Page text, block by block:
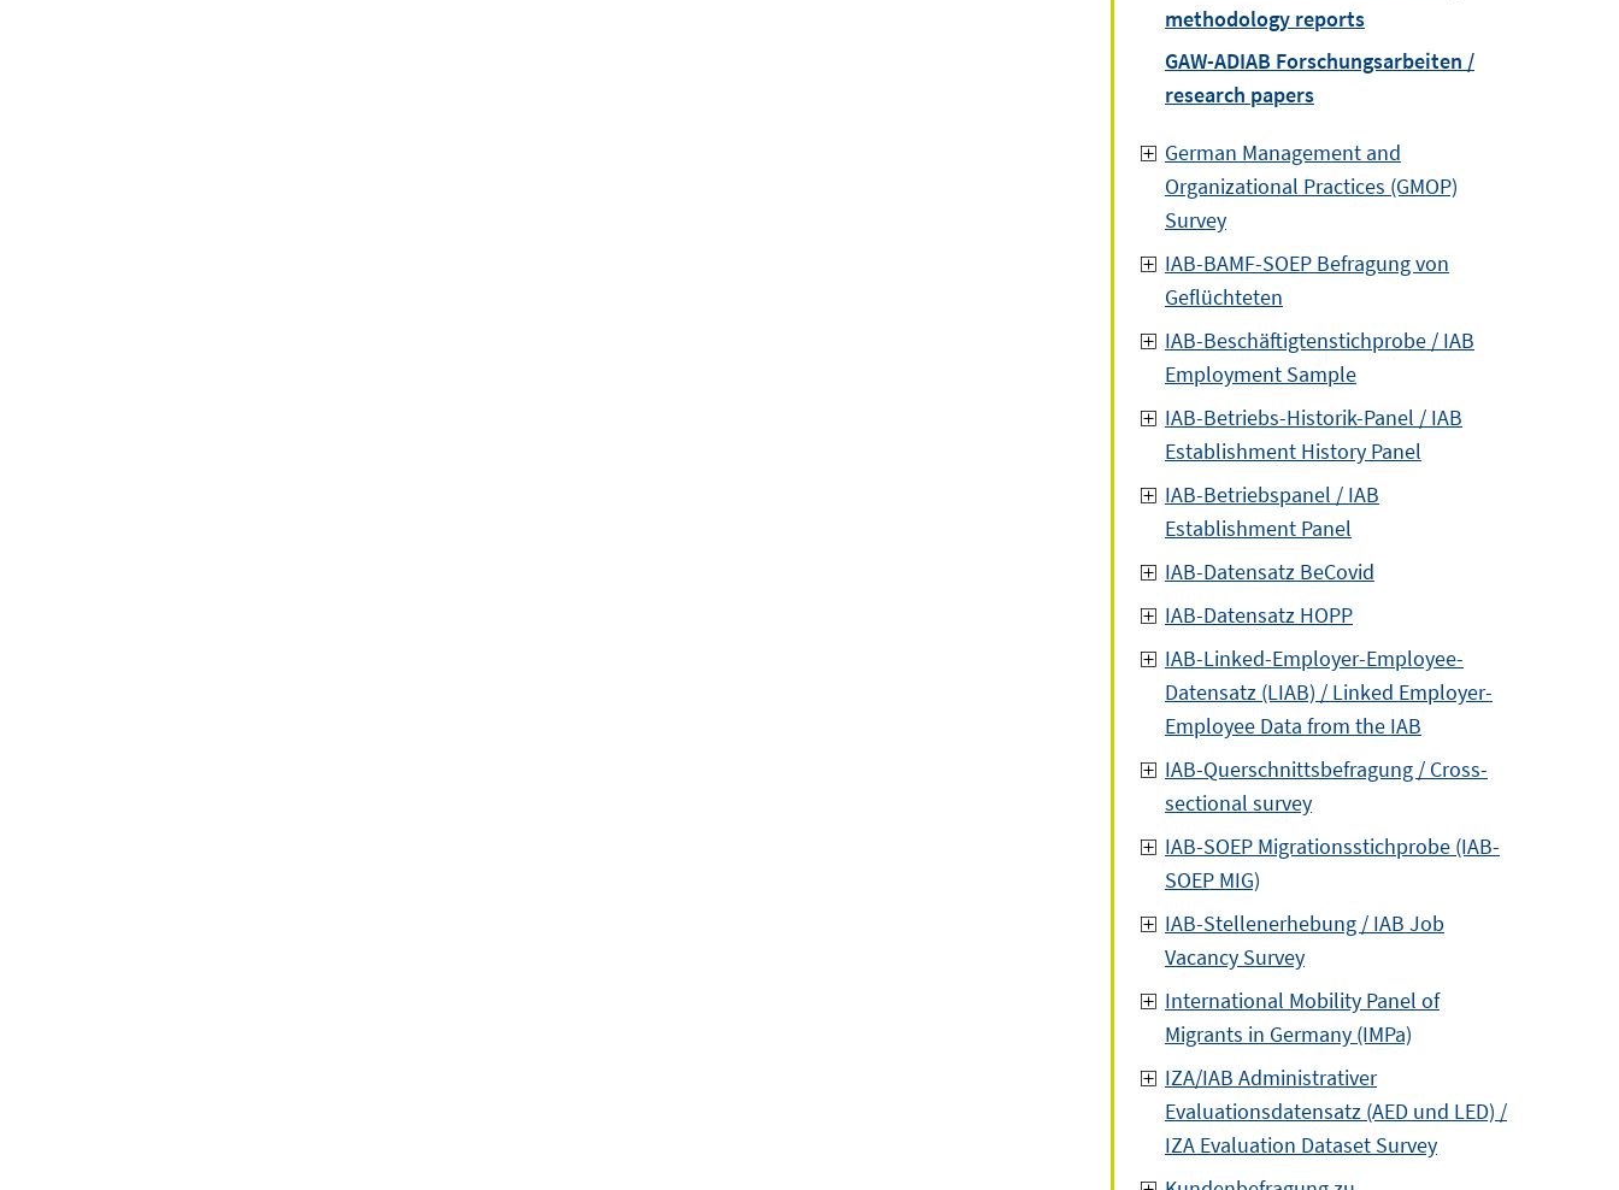
methodology reports
GAW-ADIAB Forschungsarbeiten /
research papers
German Management and
Organizational Practices (GMOP)
Survey
IAB-BAMF-SOEP Befragung von
Geflüchteten
IAB-Beschäftigtenstichprobe / IAB
Employment Sample
IAB-Betriebs-Historik-Panel / IAB
Establishment History Panel
IAB-Betriebspanel / IAB
Establishment Panel
IAB-Datensatz BeCovid
IAB-Datensatz HOPP
IAB-Linked-Employer-Employee-
Datensatz (LIAB) / Linked Employer-
Employee Data from the IAB
IAB-Querschnittsbefragung / Cross-
sectional survey
IAB-SOEP Migrationsstichprobe (IAB-
SOEP MIG)
IAB-Stellenerhebung / IAB Job
Vacancy Survey
International Mobility Panel of
Migrants in Germany (IMPa)
IZA/IAB Administrativer
Evaluationsdatensatz (AED und LED) /
IZA Evaluation Dataset Survey